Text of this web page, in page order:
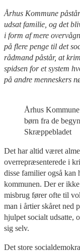
Århus Kommune
udsat familie, og det
i form af mere
på flere penge til det
rådmand påstår, at
spidsen for et system
på andre menneskers
Århus
børn fra de
Skræppebladet
Det har altid været
overrepræsenterede i
disse familier også kan
kommunen. Der er
misbrug fører ofte til
man i årtier skåret ned
hjulpet socialt udsatte,
sig selv.
Det store